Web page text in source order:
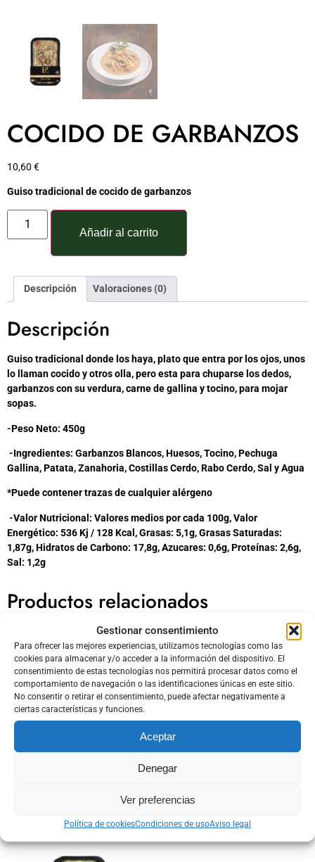
Gestionar consentimiento
Para ofrecer las mejores experiencias, utilizamos tecnologías como las
cookies para almacenar y/o acceder a la información del dispositivo. El
consentimiento de estas tecnologías nos permitirá procesar datos como el
comportamiento de navegación o las identificaciones únicas en este sitio.
No consentir o retirar el consentimiento, puede afectar negativamente a
ciertas características y funciones.
Aceptar
Denegar
Ver preferencias
Política de cookiesCondiciones de usoAviso legal
COCIDO DE GARBANZOS
10,60 €
Guiso tradicional de cocido de garbanzos
Añadir al carrito
Descripción Valoraciones (0)
Descripción
Guiso tradicional donde los haya, plato que entra por los ojos, unos
lo llaman cocido y otros olla, pero esta para chuparse los dedos,
garbanzos con su verdura, carne de gallina y tocino, para mojar
sopas.
-Peso Neto: 450g
-Ingredientes: Garbanzos Blancos, Huesos, Tocino, Pechuga
Gallina, Patata, Zanahoria, Costillas Cerdo, Rabo Cerdo, Sal y Agua
*Puede contener trazas de cualquier alérgeno
-Valor Nutricional: Valores medios por cada 100g, Valor
Energético: 536 Kj / 128 Kcal, Grasas: 5,1g, Grasas Saturadas:
1,87g, Hidratos de Carbono: 17,8g, Azucares: 0,6g, Proteínas: 2,6g,
Sal: 1,2g
Productos relacionados
RABO DE TORO EN SALSA
CARRILLADA DE CERDO
IBERICO